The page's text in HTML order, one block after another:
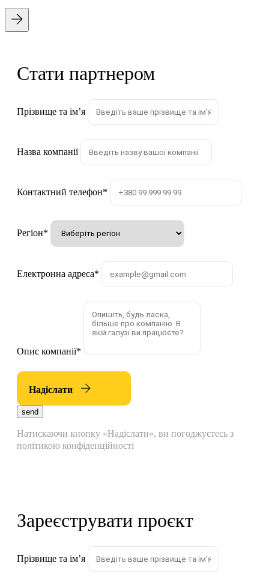
Стати партнером
Прізвище та імʼя
Назва компанії
Контактний телефон*
Регіон*
Електронна адреса*
Опис компанії*
Надіслати
send
Натискаючи кнопку «Надіслати», ви погоджуєтесь з
політикою конфіденційності
Зареєструвати проєкт
Прізвище та імʼя